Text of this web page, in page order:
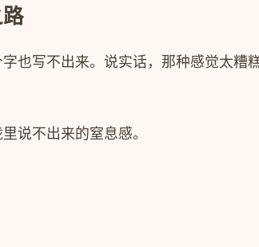
也写不出来。说实话，那种感觉太
说不出来的窒息感。